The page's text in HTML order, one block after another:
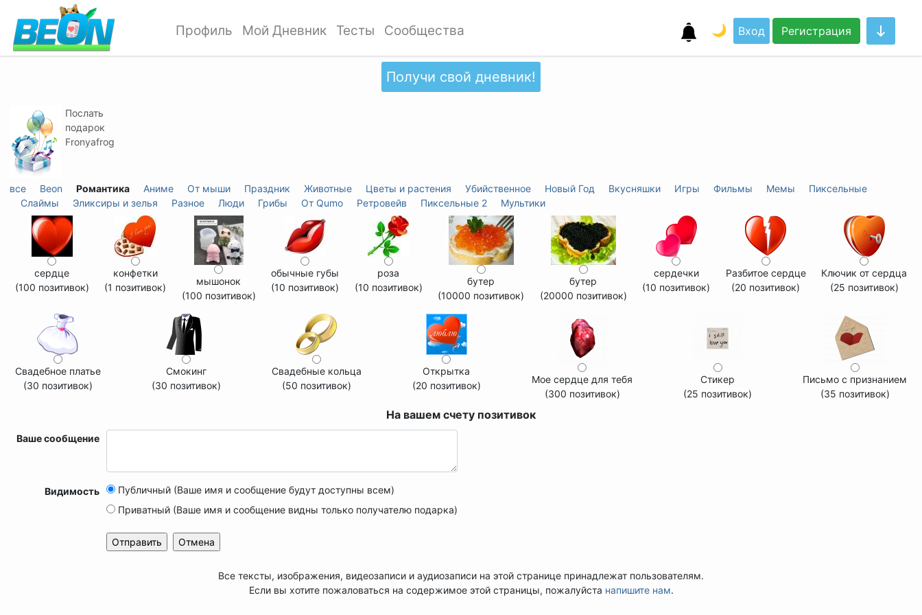
Профиль Мой Дневник Тесты Сообщества 🌙 Вход Регистрация
Получи свой дневник!
Послать
подарок
Fronyafrog
все Beon Романтика Аниме От мыши Праздник Животные Цветы и растения Убийственное Новый Год Вкусняшки Игры Фильмы Мемы
Пиксельные
Слаймы
Эликсиры и зелья Разное Люди Грибы От Qumo Ретровейв Пиксельные 2 Мультики
сердце
(100 позитивок)
конфетки
(1 позитивок)
мышонок
(100 позитивок)
обычные губы
(10 позитивок)
роза
(10 позитивок)
бутер
(10000 позитивок)
бутер
(20000 позитивок)
сердечки
(10 позитивок)
Разбитое сердце
(20 позитивок)
Ключик от сердца
(25 позитивок)
Свадебное платье
(30 позитивок)
Смокинг
(30 позитивок)
Свадебные кольца
(50 позитивок)
Открытка
(20 позитивок)
Мое сердце для тебя
(300 позитивок)
Стикер
(25 позитивок)
Письмо с признанием
(35 позитивок)
На вашем счету позитивок
Ваше сообщение
Видимость
Публичный (Ваше имя и сообщение будут доступны всем)
Приватный (Ваше имя и сообщение видны только получателю подарка)
Все тексты, изображения, видеозаписи и аудиозаписи на этой странице принадлежат пользователям.
Если вы хотите пожаловаться на содержимое этой страницы, пожалуйста напишите нам.